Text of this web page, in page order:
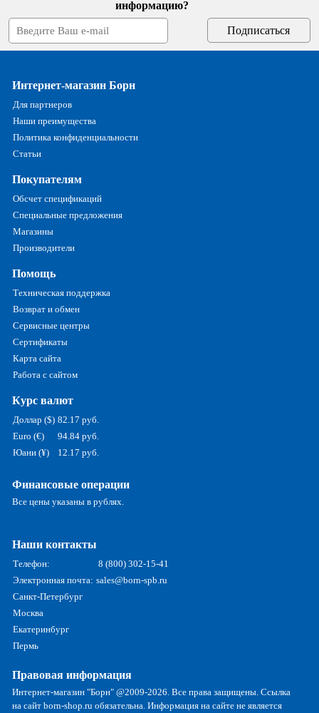
информацию?
Интернет-магазин Борн
Для партнеров
Наши преимущества
Политика конфиденциальности
Статьи
Покупателям
Обсчет спецификаций
Специальные предложения
Магазины
Производители
Помощь
Техническая поддержка
Возврат и обмен
Сервисные центры
Сертификаты
Карта сайта
Работа с сайтом
Курс валют
Доллар ($) 82.17 руб.
Euro (€)
94.84 руб.
Юани (¥)
12.17 руб.
Финансовые операции
Все цены указаны в рублях.
Наши контакты
Телефон:
8 (800) 302-15-41
Электронная почта: sales@born-spb.ru
Санкт-Петербург
Москва
Екатеринбург
Пермь
Правовая информация
Интернет-магазин "Борн" @2009-2026. Все права защищены. Ссылка
на сайт born-shop.ru обязательна. Информация на сайте не является